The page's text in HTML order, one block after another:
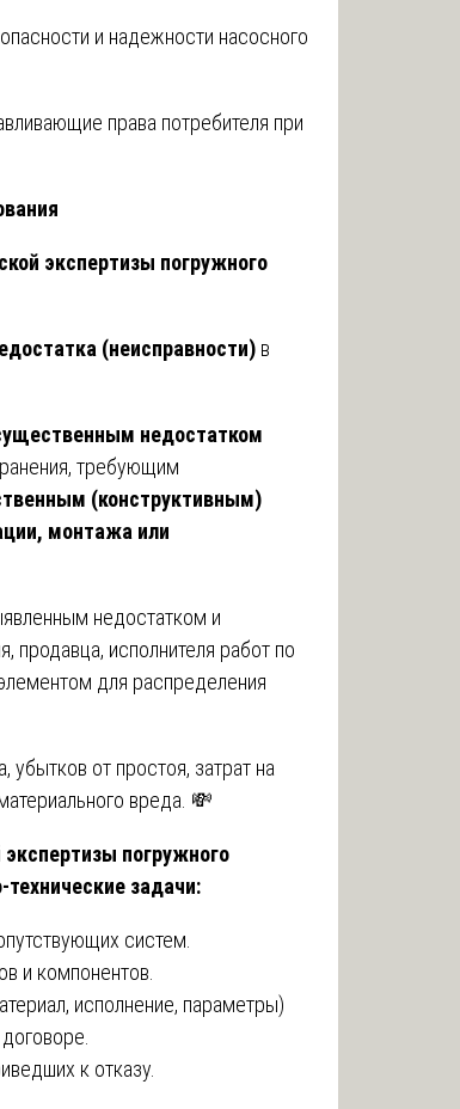
и надежности насосного
права потребителя при
экспертизы погружного
(неисправности) в
недостатком
требующим
(конструктивным)
монтажа или
недостатком и
продавца, исполнителя работ по
для распределения
убытков от простоя, затрат на
вреда. 💸
погружного
задачи:
систем.
и компонентов.
исполнение, параметры)
к отказу.